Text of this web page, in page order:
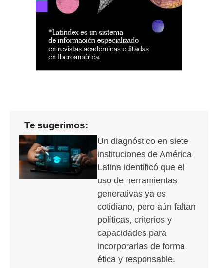
Te sugerimos:
Un diagnóstico en siete
instituciones de América
Latina identificó que el
uso de herramientas
generativas ya es
cotidiano, pero aún faltan
políticas, criterios y
capacidades para
incorporarlas de forma
ética y responsable.